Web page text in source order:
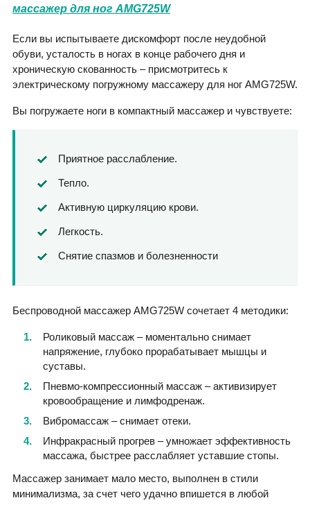
массажер для ног AMG725W
Если вы испытываете дискомфорт после неудобной
обуви, усталость в ногах в конце рабочего дня и
хроническую скованность – присмотритесь к
электрическому погружному массажеру для ног AMG725W.
Вы погружаете ноги в компактный массажер и чувствуете:
Приятное расслабление.
Тепло.
Активную циркуляцию крови.
Легкость.
Снятие спазмов и болезненности
Беспроводной массажер AMG725W сочетает 4 методики:
Роликовый массаж – моментально снимает
напряжение, глубоко прорабатывает мышцы и
суставы.
Пневмо-компрессионный массаж – активизирует
кровообращение и лимфодренаж.
Вибромассаж – снимает отеки.
Инфракрасный прогрев – умножает эффективность
массажа, быстрее расслабляет уставшие стопы.
Массажер занимает мало место, выполнен в стили
минимализма, за счет чего удачно впишется в любой